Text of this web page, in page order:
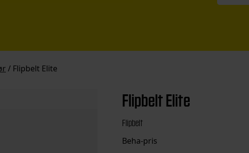
/ Flipbelt Elite
Flipbelt Elite
Flipbelt